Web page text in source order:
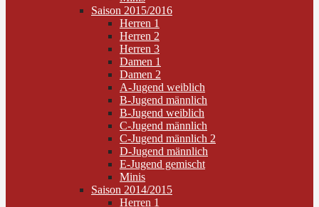
Saison 2015/2016
Herren 1
Herren 2
Herren 3
Damen 1
Damen 2
A-Jugend weiblich
B-Jugend männlich
B-Jugend weiblich
C-Jugend männlich
C-Jugend männlich 2
D-Jugend männlich
E-Jugend gemischt
Minis
Saison 2014/2015
Herren 1